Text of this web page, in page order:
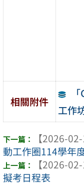
相關附件
工作
【2026-02-
動工作圈114學年
【2026-02-
擬考日程表